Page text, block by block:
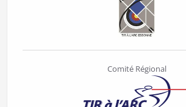
Comité Régional